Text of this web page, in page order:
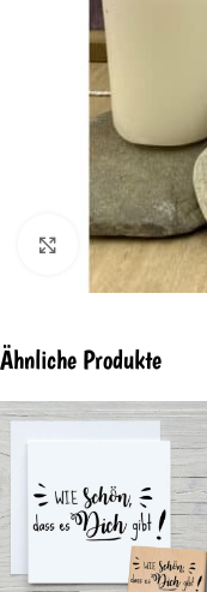
Click to enlarge
Ähnliche Produkte